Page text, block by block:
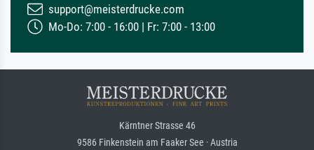
support@meisterdrucke.com
Mo-Do: 7:00 - 16:00 | Fr: 7:00 - 13:00
Kärntner Strasse 46
9586 Finkenstein am Faaker See · Austria